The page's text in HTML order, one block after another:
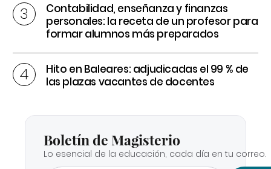
Contabilidad, enseñanza y finanzas
personales: la receta de un profesor para
formar alumnos más preparados
Hito en Baleares: adjudicadas el 99 % de
las plazas vacantes de docentes
Boletín de Magisterio
Lo esencial de la educación, cada día en tu correo.